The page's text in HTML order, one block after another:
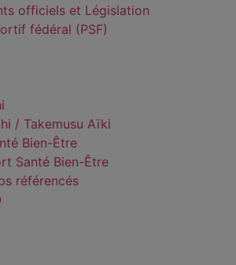
officiels et Législation
fédéral (PSF)
/ Takemusu Aïki
Bien-Être
Santé Bien-Être
référencés